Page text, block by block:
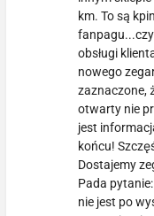
km. To są
obsługi
nowego
zaznaczone,
otwarty nie
jest
końcu!
Dostajemy
Pada
nie jest po